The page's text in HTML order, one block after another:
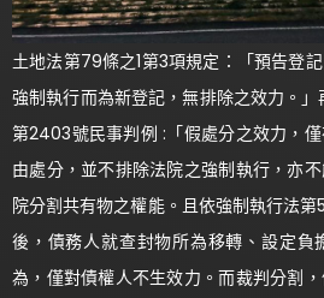
土地法第79條之1第3項規定：「預告登
強制執行而為新登記，無排除之效力。
第2403號民事判例 :「假處分之效力，
由處分，並不排除法院之強制執行，亦
院分割共有物之權能。且依強制執行法
後，債務人就查封物所為移轉、設定負
為，僅對債權人不生效力。而裁判分割